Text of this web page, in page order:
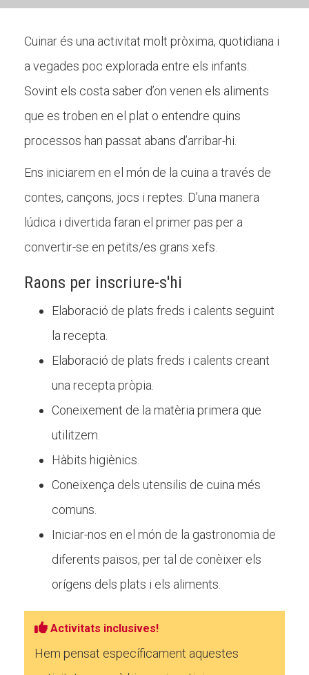
Cuinar és una activitat molt pròxima, quotidiana i
a vegades poc explorada entre els infants.
Sovint els costa saber d’on venen els aliments
que es troben en el plat o entendre quins
processos han passat abans d’arribar-hi.
Ens iniciarem en el món de la cuina a través de
contes, cançons, jocs i reptes. D’una manera
lúdica i divertida faran el primer pas per a
convertir-se en petits/es grans xefs.
Raons per inscriure-s'hi
Elaboració de plats freds i calents seguint
la recepta.
Elaboració de plats freds i calents creant
una recepta pròpia.
Coneixement de la matèria primera que
utilitzem.
Hàbits higiènics.
Coneixença dels utensilis de cuina més
comuns.
Iniciar-nos en el món de la gastronomia de
diferents països, per tal de conèixer els
orígens dels plats i els aliments.
Activitats inclusives!
Hem pensat específicament aquestes
CONEIX FUNDESPLAI
La Fundació
L'equip
Missió i valors
Els comptes clars
Memòria d'activitats
Proposta educativa
ACTUALITAT
Butlletins
Diari de la Fundació
COL·LABORA